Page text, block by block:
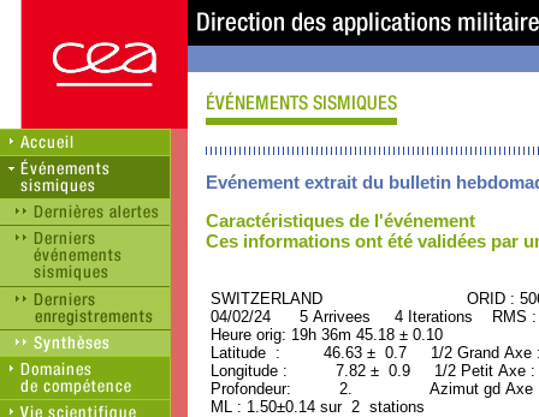
Evénement extrait du bulletin
Caractéristiques de l'événement
Ces informations ont été validées par
SWITZERLAND ORID :
04/02/24 5 Arrivees 4 Iterations RMS
Heure orig: 19h 36m 45.18 ± 0.10
Latitude : 46.63 ± 0.7 1/2 Grand
Longitude : 7.82 ± 0.9 1/2 Petit Axe
Profondeur: 2. Azimut gd Axe :
ML : 1.50±0.14 sur 2 stations